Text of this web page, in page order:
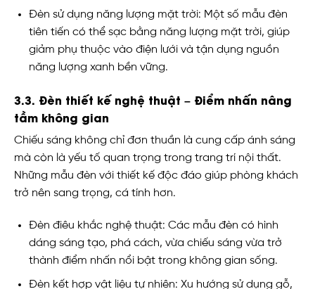
Đèn sử dụng năng lượng mặt trời: Một số mẫu đèn
tiên tiến có thể sạc bằng năng lượng mặt trời, giúp
giảm phụ thuộc vào điện lưới và tận dụng nguồn
năng lượng xanh bền vững.
3.3. Đèn thiết kế nghệ thuật – Điểm nhấn nâng
tầm không gian
Chiếu sáng không chỉ đơn thuần là cung cấp ánh sáng
mà còn là yếu tố quan trọng trong trang trí nội thất.
Những mẫu đèn với thiết kế độc đáo giúp phòng khách
trở nên sang trọng, cá tính hơn.
Đèn điêu khắc nghệ thuật: Các mẫu đèn có hình
dáng sáng tạo, phá cách, vừa chiếu sáng vừa trở
thành điểm nhấn nổi bật trong không gian sống.
Đèn kết hợp vật liệu tự nhiên: Xu hướng sử dụng gỗ,